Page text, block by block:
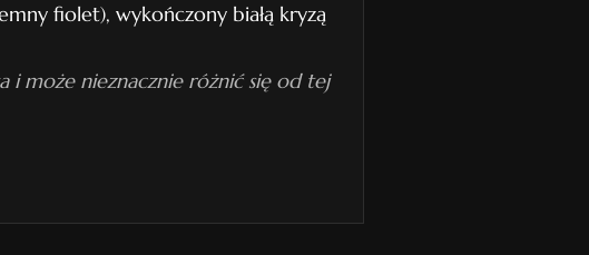
fiolet), wykończony białą kryzą
i może nieznacznie różnić się od tej